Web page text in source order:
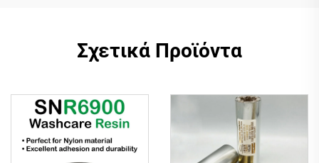
Σχετικά Προϊόντα